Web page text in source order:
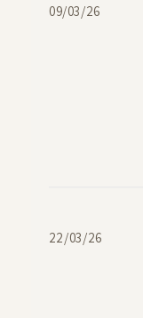
תאריך09/03/26
22/03/26